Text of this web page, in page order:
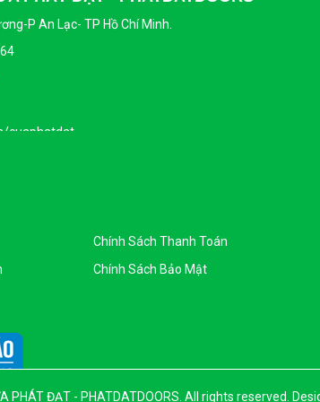
P An Lạc- TP Hồ Chí Minh.
cuaphatdat
Thu Trang - Giám Đốc
CỬA PHÁT ĐẠT
Chính Sách Thanh Toán
Chính Sách Bảo Mật
PHÁT ĐẠT - PHATDATDOORS. All rights reserved.